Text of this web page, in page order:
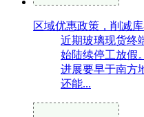
区域优惠政策，削减库
近期玻璃现货终
始陆续停工放假
进展要早于南方
还能...